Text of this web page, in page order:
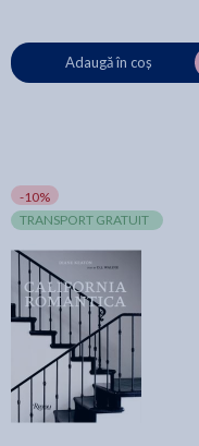
Adaugă în coș
-10%
TRANSPORT GRATUIT